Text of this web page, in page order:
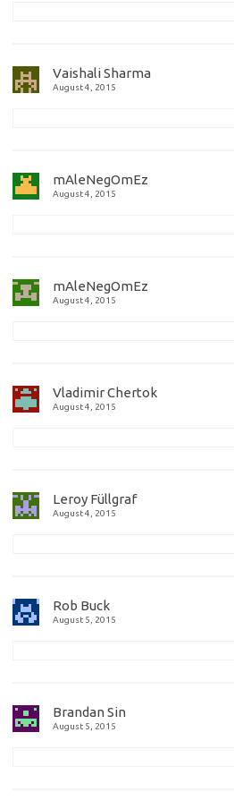
Vaishali Sharma
August 4, 2015
mAleNegOmEz
August 4, 2015
mAleNegOmEz
August 4, 2015
Vladimir Chertok
August 4, 2015
Leroy Füllgraf
August 4, 2015
Rob Buck
August 5, 2015
Brandan Sin
August 5, 2015